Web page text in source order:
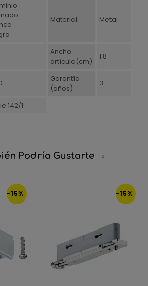
Material Metal
Ancho
artículo(cm)
1.8
Garantía
(años)
3
142/1
Podría Gustarte
-15% -15%